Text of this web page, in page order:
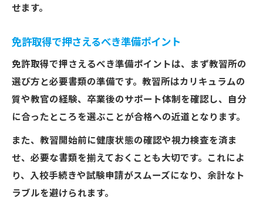
卒業検定に向けた免許取得の要点整理
スケジュールと費用管理で失敗しない方法
免許取得の費用を抑える賢い管理術
免許取得スケジュール調整の実践法
費用と時間を有効活用した免許取得術
免許取得で後悔しない計画と節約のコツ
免許取得費用管理のポイントを徹底解説
せます。
免許取得で押さえるべき準備ポイント
免許取得で押さえるべき準備ポイントは、まず教習所の
選び方と必要書類の準備です。教習所はカリキュラムの
質や教官の経験、卒業後のサポート体制を確認し、自分
に合ったところを選ぶことが合格への近道となります。
また、教習開始前に健康状態の確認や視力検査を済ま
せ、必要な書類を揃えておくことも大切です。これによ
り、入校手続きや試験申請がスムーズになり、余計なト
ラブルを避けられます。